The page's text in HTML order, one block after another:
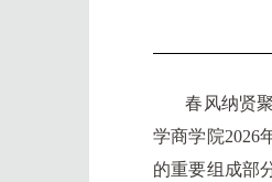
春风纳贤聚
学商学院2026
的重要组成部